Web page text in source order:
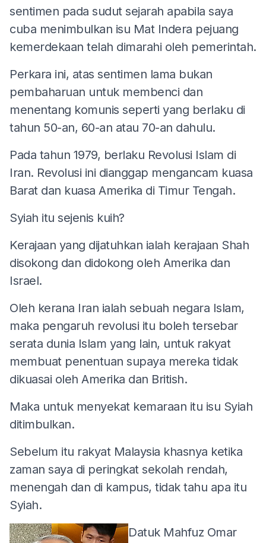
sentimen pada sudut sejarah apabila saya
cuba menimbulkan isu Mat Indera pejuang
kemerdekaan telah dimarahi oleh pemerintah.
Perkara ini, atas sentimen lama bukan
pembaharuan untuk membenci dan
menentang komunis seperti yang berlaku di
tahun 50-an, 60-an atau 70-an dahulu.
Pada tahun 1979, berlaku Revolusi Islam di
Iran. Revolusi ini dianggap mengancam kuasa
Barat dan kuasa Amerika di Timur Tengah.
Syiah itu sejenis kuih?
Kerajaan yang dijatuhkan ialah kerajaan Shah
disokong dan didokong oleh Amerika dan
Israel.
Oleh kerana Iran ialah sebuah negara Islam,
maka pengaruh revolusi itu boleh tersebar
serata dunia Islam yang lain, untuk rakyat
membuat penentuan supaya mereka tidak
dikuasai oleh Amerika dan British.
Maka untuk menyekat kemaraan itu isu Syiah
ditimbulkan.
Sebelum itu rakyat Malaysia khasnya ketika
zaman saya di peringkat sekolah rendah,
menengah dan di kampus, tidak tahu apa itu
Syiah.
Datuk Mahfuz Omar